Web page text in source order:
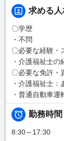
求める
〇学歴
・不問
〇必要な経験・
・介護福祉士
〇必要な免許・
・介護福祉士：
・普通自動車運
勤務時間
8:30～17:30